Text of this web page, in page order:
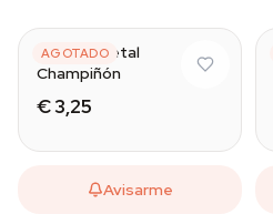
AGOTADO
Pipa de metal
Champiñón
€ 3,25
Avisarme